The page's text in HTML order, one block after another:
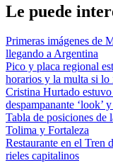
Le puede
Primeras imágenes de
llegando a Argentina
Pico y placa regional
horarios y la multa si lo
Cristina Hurtado
despampanante ‘look’
Tabla de posiciones de
Tolima y Fortaleza
Restaurante en el Tren
rieles capitalinos